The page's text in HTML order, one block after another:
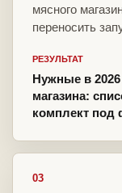
мясного
переносить
РЕЗУЛЬТАТ
Нужные в
магазина:
комплект под
03